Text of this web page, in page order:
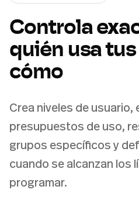
Controla
quién usa
cómo
Crea niveles de
presupuestos de uso,
grupos específicos y
cuando se alcanzan los
programar.